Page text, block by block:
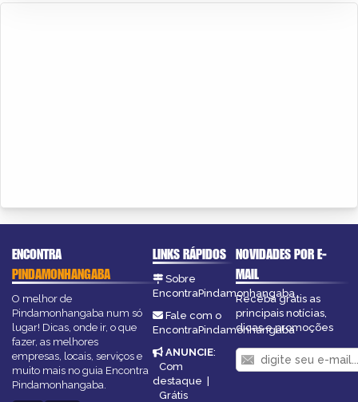
ENCONTRA
PINDAMONHANGABA
O melhor de
Pindamonhangaba num só
lugar! Dicas, onde ir, o que
fazer, as melhores
empresas, locais, serviços e
muito mais no guia Encontra
Pindamonhangaba.
LINKS RÁPIDOS
Sobre
EncontraPindamonhangaba
Fale com o
EncontraPindamonhangaba
ANUNCIE:
Com
destaque |
Grátis
NOVIDADES POR E-
MAIL
Receba grátis as
principais notícias,
dicas e promoções